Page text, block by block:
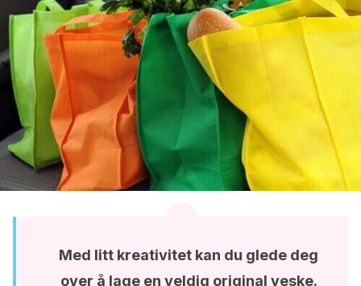
Med litt kreativitet kan du glede deg
over å lage en veldig original veske.